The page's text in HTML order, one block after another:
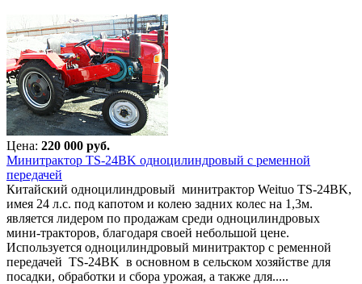
Цена: 220 000 руб.
Минитрактор TS-24BK одноцилиндровый с ременной
передачей
Китайский одноцилиндровый минитрактор Weituo TS-24BK,
имея 24 л.с. под капотом и колею задних колес на 1,3м.
является лидером по продажам среди одноцилиндровых
мини-тракторов, благодаря своей небольшой цене.
Используется одноцилиндровый минитрактор с ременной
передачей TS-24BK в основном в сельском хозяйстве для
посадки, обработки и сбора урожая, а также для.....